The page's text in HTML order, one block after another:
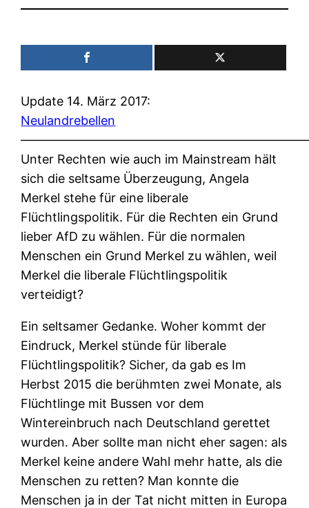
Update 14. März 2017:
Neulandrebellen
Unter Rechten wie auch im Mainstream hält
sich die seltsame Überzeugung, Angela
Merkel stehe für eine liberale
Flüchtlingspolitik. Für die Rechten ein Grund
lieber AfD zu wählen. Für die normalen
Menschen ein Grund Merkel zu wählen, weil
Merkel die liberale Flüchtlingspolitik
verteidigt?
Ein seltsamer Gedanke. Woher kommt der
Eindruck, Merkel stünde für liberale
Flüchtlingspolitik? Sicher, da gab es Im
Herbst 2015 die berühmten zwei Monate, als
Flüchtlinge mit Bussen vor dem
Wintereinbruch nach Deutschland gerettet
wurden. Aber sollte man nicht eher sagen: als
Merkel keine andere Wahl mehr hatte, als die
Menschen zu retten? Man konnte die
Menschen ja in der Tat nicht mitten in Europa